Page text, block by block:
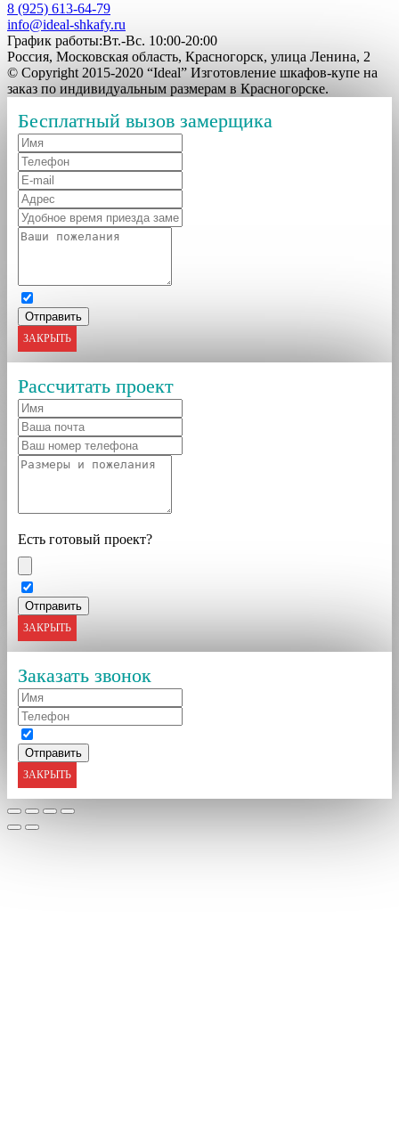
8 (925) 613-64-79
info@ideal-shkafy.ru
График работы:Вт.-Вс. 10:00-20:00
Россия, Московская область, Красногорск, улица Ленина, 2
© Copyright 2015-2020 “Ideal” Изготовление шкафов-купе на
заказ по индивидуальным размерам в Красногорске.
Бесплатный вызов замерщика
ЗАКРЫТЬ
Рассчитать проект
Есть готовый проект?
ЗАКРЫТЬ
Заказать звонок
ЗАКРЫТЬ